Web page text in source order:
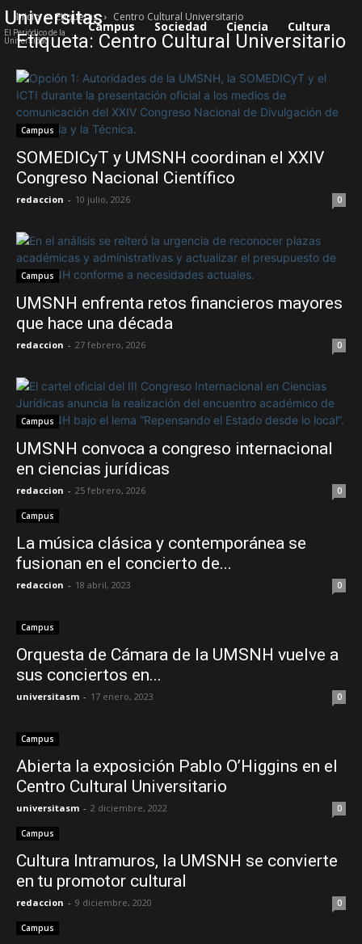
Universitas
El Periódico de la
Universidad
Campus Sociedad Ciencia Cultura
Inicio Etiquetas Centro Cultural Universitario
Etiqueta: Centro Cultural Universitario
Campus
SOMEDICyT y UMSNH coordinan el XXIV
Congreso Nacional Científico
redaccion - 10 julio, 2026 0
Campus
UMSNH enfrenta retos financieros mayores
que hace una década
redaccion - 27 febrero, 2026 0
Campus
UMSNH convoca a congreso internacional
en ciencias jurídicas
redaccion - 25 febrero, 2026 0
Campus
La música clásica y contemporánea se
fusionan en el concierto de...
redaccion - 18 abril, 2023 0
Campus
Orquesta de Cámara de la UMSNH vuelve a
sus conciertos en...
universitasm - 17 enero, 2023 0
Campus
Abierta la exposición Pablo O’Higgins en el
Centro Cultural Universitario
universitasm - 2 diciembre, 2022 0
Campus
Cultura Intramuros, la UMSNH se convierte
en tu promotor cultural
redaccion - 9 diciembre, 2020 0
Campus